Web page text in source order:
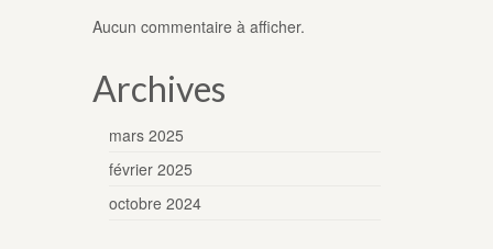
Aucun commentaire à afficher.
Archives
mars 2025
février 2025
octobre 2024